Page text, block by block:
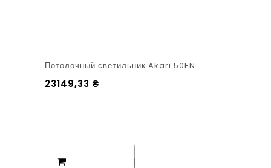
Потолочный светильник Akari 50EN
23149,33 ₴